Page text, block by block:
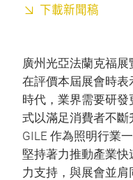
下載新聞稿
廣州光亞法蘭克福
在評價本屆展會時
時代，業界需要研
式以滿足消費者不斷
GILE 作為照明行業
堅持著力推動產業
力支持，與展會並